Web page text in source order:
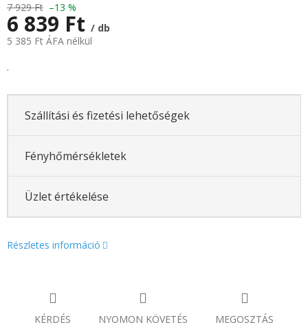
7 929 Ft –13 %
6 839 Ft / db
5 385 Ft ÁFA nélkül
.
Szállítási és fizetési lehetőségek
Fényhőmérsékletek
Üzlet értékelése
Részletes információ
KÉRDÉS NYOMON KÖVETÉS MEGOSZTÁS